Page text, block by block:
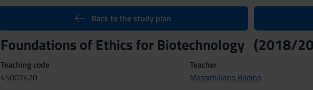
Back to the study plan
Foundations of Ethics for Biotechnology (2018/
Teaching code
4S007420
Teacher
Massimiliano Badino